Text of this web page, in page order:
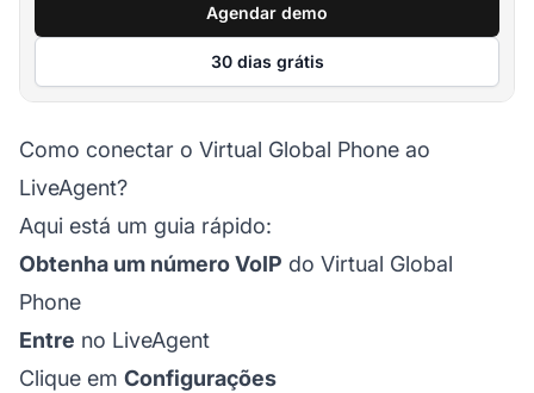
Agendar demo
30 dias grátis
Como conectar o Virtual Global Phone ao
LiveAgent?
Aqui está um guia rápido:
Obtenha um número VoIP do Virtual Global
Phone
Entre no LiveAgent
Clique em Configurações